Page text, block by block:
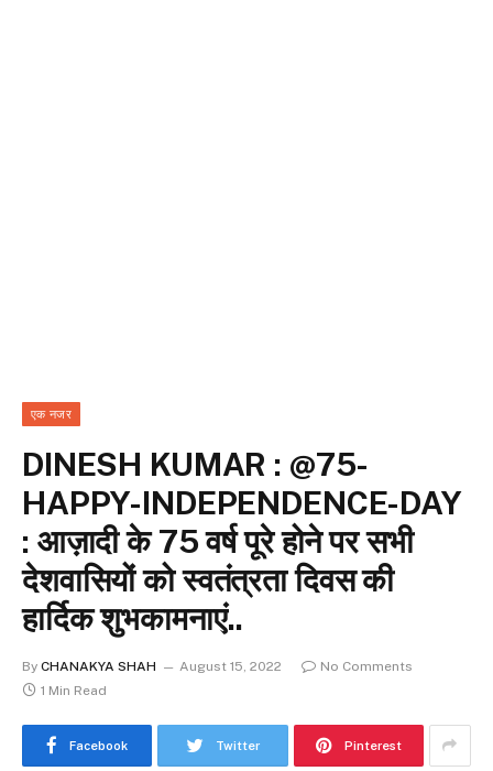
एक नजर
DINESH KUMAR : @75-
HAPPY-INDEPENDENCE-DAY
: आज़ादी के 75 वर्ष पूरे होने पर सभी
देशवासियों को स्वतंत्रता दिवस की
हार्दिक शुभकामनाएं..
By CHANAKYA SHAH August 15, 2022
No Comments
1 Min Read
Facebook Twitter Pinterest